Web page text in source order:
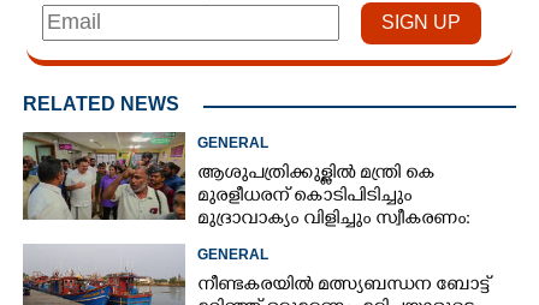
RELATED NEWS
GENERAL
ആശുപത്രിക്കുള്ളിൽ മന്ത്രി കെ
മുരളീധരന് കൊടിപിടിച്ചും
മുദ്രാവാക്യം വിളിച്ചും സ്വീകരണം:
GENERAL
നീണ്ടകരയിൽ മത്സ്യബന്ധന ബോട്ട്